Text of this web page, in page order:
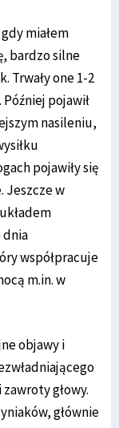
miałem
bardzo silne
Trwały one 1-2
pojawił
nasileniu,
pojawiły się
Jeszcze w
dnia
współpracuje
m.in. w
objawy i
głowy.
głównie